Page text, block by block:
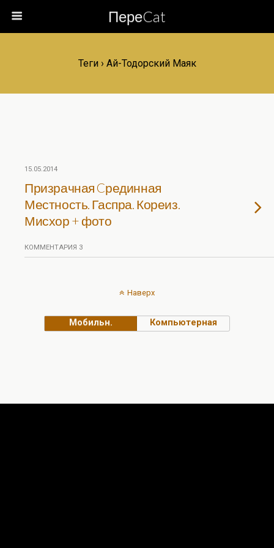
ПереCat
Теги › Ай-Тодорский Маяк
15.05.2014
Призрачная Cрединная
Местность. Гаспра. Кореиз.
Мисхор + фото
КОММЕНТАРИЯ 3
Наверх
Мобильн. Компьютерная